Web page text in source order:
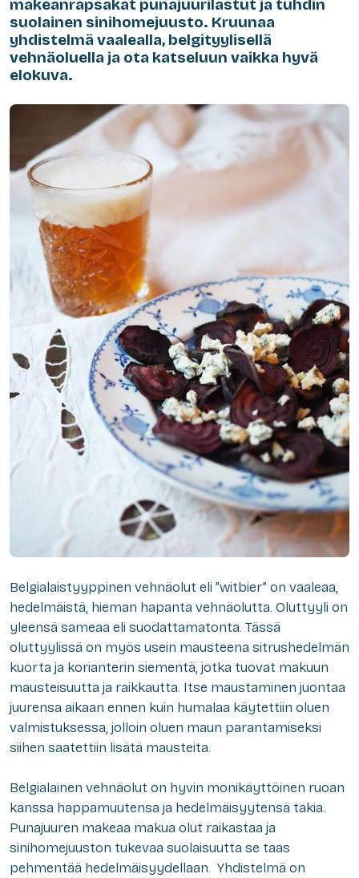
makeanrapsakat punajuurilastut ja tuhdin
suolainen sinihomejuusto. Kruunaa
yhdistelmä vaalealla, belgityylisellä
vehnäoluella ja ota katseluun vaikka hyvä
elokuva.
Belgialaistyyppinen vehnäolut eli ”witbier” on vaaleaa,
hedelmäistä, hieman hapanta vehnäolutta. Oluttyyli on
yleensä sameaa eli suodattamatonta. Tässä
oluttyylissä on myös usein mausteena sitrushedelmän
kuorta ja korianterin siementä, jotka tuovat makuun
mausteisuutta ja raikkautta. Itse maustaminen juontaa
juurensa aikaan ennen kuin humalaa käytettiin oluen
valmistuksessa, jolloin oluen maun parantamiseksi
siihen saatettiin lisätä mausteita.
Belgialainen vehnäolut on hyvin monikäyttöinen ruoan
kanssa happamuutensa ja hedelmäisyytensä takia.
Punajuuren makeaa makua olut raikastaa ja
sinihomejuuston tukevaa suolaisuutta se taas
pehmentää hedelmäisyydellaan. Yhdistelmä on